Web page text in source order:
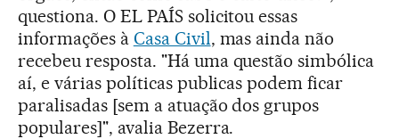
questiona. O EL PAÍS solicitou essas
informações à Casa Civil, mas ainda não
recebeu resposta. "Há uma questão simbólica
aí, e várias políticas publicas podem ficar
paralisadas [sem a atuação dos grupos
populares]", avalia Bezerra.